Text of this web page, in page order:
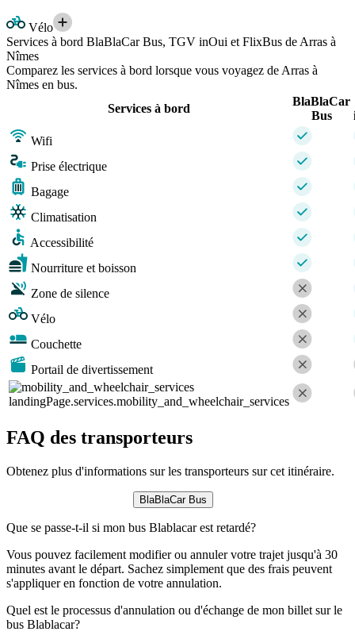
Vélo
Services à bord BlaBlaCar Bus, TGV inOui et FlixBus de Arras à
Nîmes
Comparez les services à bord lorsque vous voyagez de Arras à
Nîmes en bus.
Services à bord
BlaBlaCar
Bus
Wifi
Prise électrique
Bagage
Climatisation
Accessibilité
Nourriture et boisson
Zone de silence
Vélo
Couchette
Portail de divertissement
landingPage.services.mobility_and_wheelchair_services
FAQ des transporteurs
Obtenez plus d'informations sur les transporteurs sur cet itinéraire.
BlaBlaCar Bus
Que se passe-t-il si mon bus Blablacar est retardé?
Vous pouvez facilement modifier ou annuler votre trajet jusqu'à 30
minutes avant le départ. Sachez simplement que des frais peuvent
s'appliquer en fonction de votre annulation.
Quel est le processus d'annulation ou d'échange de mon billet sur le
bus Blablacar?